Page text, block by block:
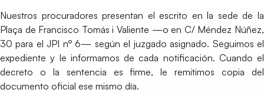
Nuestros procuradores presentan el escrito en la sede de la
Plaça de Francisco Tomás i Valiente —o en C/ Méndez Núñez,
30 para el JPI nº 6— según el juzgado asignado. Seguimos el
expediente y le informamos de cada notificación. Cuando el
decreto o la sentencia es firme, le remitimos copia del
documento oficial ese mismo día.